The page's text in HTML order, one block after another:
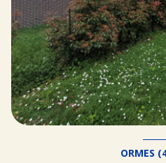
ORMES